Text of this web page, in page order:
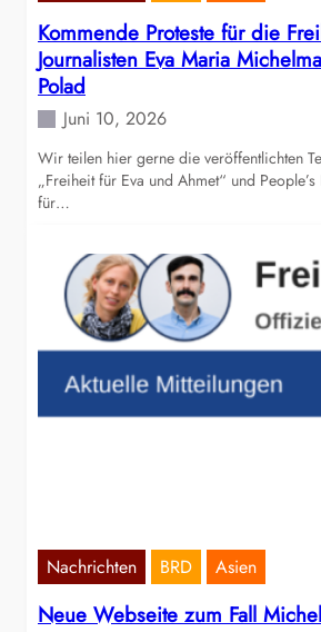
Kommende Proteste für die
Journalisten Eva Maria
Polad
Juni 10, 2026
Wir teilen hier gerne die veröffentlichten
„Freiheit für Eva und Ahmet“ und
für…
Nachrichten BRD Asien
Neue Webseite zum Fall